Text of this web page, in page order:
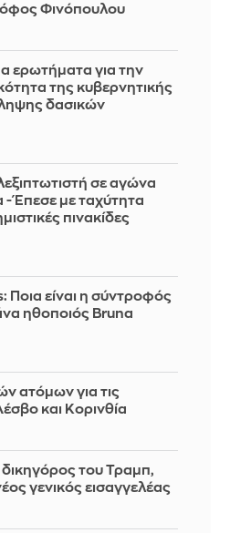
Φινόπουλου
ερωτήματα για την
της κυβερνητικής
δασικών
σε αγώνα
- Έπεσε με ταχύτητα
πινακίδες
Ποια είναι η σύντροφός
ηθοποιός Bruna
ατόμων για τις
και Κορινθία
του Τραμπ,
γενικός εισαγγελέας